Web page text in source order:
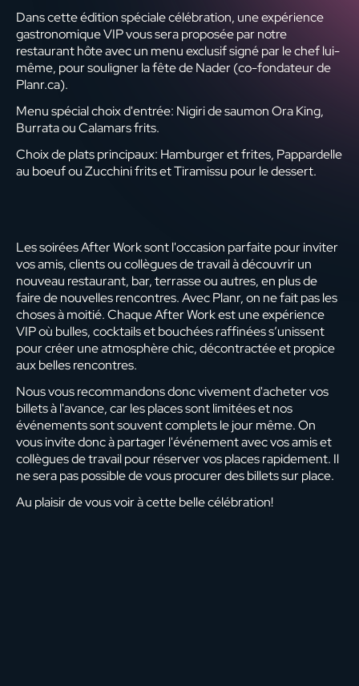
Dans cette édition spéciale célébration, une expérience
gastronomique VIP vous sera proposée par notre
restaurant hôte avec un menu exclusif signé par le chef lui-
même, pour souligner la fête de Nader (co-fondateur de
Planr.ca).
Menu spécial choix d'entrée: Nigiri de saumon Ora King,
Burrata ou Calamars frits.
Choix de plats principaux: Hamburger et frites, Pappardelle
au boeuf ou Zucchini frits et Tiramissu pour le dessert.
Les soirées After Work sont l'occasion parfaite pour inviter
vos amis, clients ou collègues de travail à découvrir un
nouveau restaurant, bar, terrasse ou autres, en plus de
faire de nouvelles rencontres. Avec Planr, on ne fait pas les
choses à moitié. Chaque After Work est une expérience
VIP où bulles, cocktails et bouchées raffinées s’unissent
pour créer une atmosphère chic, décontractée et propice
aux belles rencontres.
Nous vous recommandons donc vivement d'acheter vos
billets à l'avance, car les places sont limitées et nos
événements sont souvent complets le jour même. On
vous invite donc à partager l'événement avec vos amis et
collègues de travail pour réserver vos places rapidement. Il
ne sera pas possible de vous procurer des billets sur place.
Au plaisir de vous voir à cette belle célébration!